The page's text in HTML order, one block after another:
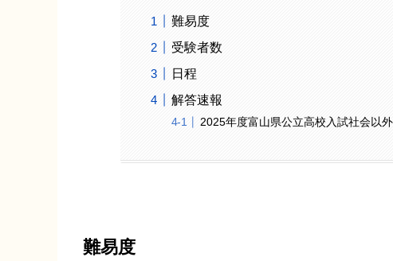
難易度
受験者数
日程
解答速報
2025年度富山県公立高校入試社会以
難易度